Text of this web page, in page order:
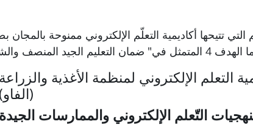
تتيحها أكاديمية التعلّم الإلكتروني ممنوحة بالمجان
في
" ضمان التعليم الجيد المنصف
التعلم الإلكتروني لمنظمة الأغذية والزراعة
(الفاو)
التّعلم الإلكتروني والممارسات الجيدة